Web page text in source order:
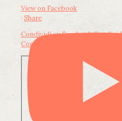
View on Facebook
· Share
Condividi su Facebook
Condividi su LinkedIn